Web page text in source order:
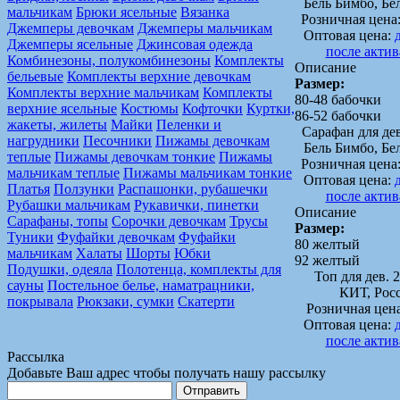
мальчикам Брюки ясельные Вязанка
Джемперы девочкам Джемперы мальчикам
Джемперы ясельные Джинсовая одежда
Комбинезоны, полукомбинезоны Комплекты
бельевые Комплекты верхние девочкам
Комплекты верхние мальчикам Комплекты
верхние ясельные Костюмы Кофточки Куртки,
жакеты, жилеты Майки Пеленки и
нагрудники Песочники Пижамы девочкам
теплые Пижамы девочкам тонкие Пижамы
мальчикам теплые Пижамы мальчикам тонкие
Платья Ползунки Распашонки, рубашечки
Рубашки мальчикам Рукавички, пинетки
Сарафаны, топы Сорочки девочкам Трусы
Туники Фуфайки девочкам Фуфайки
мальчикам Халаты Шорты Юбки
Подушки, одеяла Полотенца, комплекты для
сауны Постельное белье, наматрацники,
покрывала Рюкзаки, сумки Скатерти
Розничная
Оптовая цена:
после
Описание
Размер:
80-48 бабочки
86-52 бабочки
Сарафан для
Бель Бимбо,
Розничная
Оптовая цена:
после
Описание
Размер:
80 желтый
92 желтый
Топ для дев.
КИТ,
Розничная
Оптовая цена:
после
Рассылка
Добавьте Ваш адрес чтобы получать нашу рассылку